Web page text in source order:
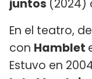
juntos (2024)
En el teatro,
con Hamblet
Estuvo en